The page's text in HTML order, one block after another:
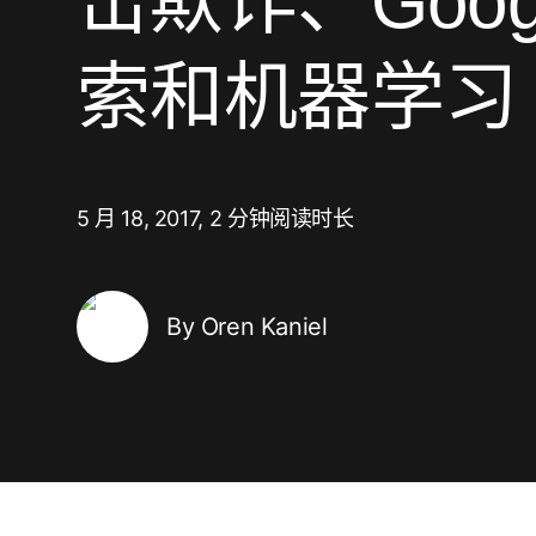
营销分析
增量分析
素材优化
作弊防护
社交媒体到应用
延迟深度链接
链接管理
健康健身
旅行与本地生活
订阅类应用
素材优化
AI 营销
广告平台表现报告
索和机器学习
5 月 18, 2017, 2 分钟阅读时长
By Oren Kaniel